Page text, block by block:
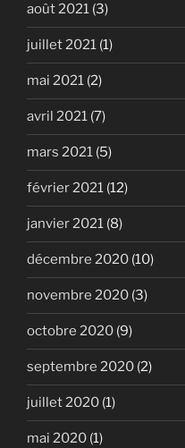
août 2021 (3)
juillet 2021 (1)
mai 2021 (2)
avril 2021 (7)
mars 2021 (5)
février 2021 (12)
janvier 2021 (8)
décembre 2020 (10)
novembre 2020 (3)
octobre 2020 (9)
septembre 2020 (2)
juillet 2020 (1)
mai 2020 (1)